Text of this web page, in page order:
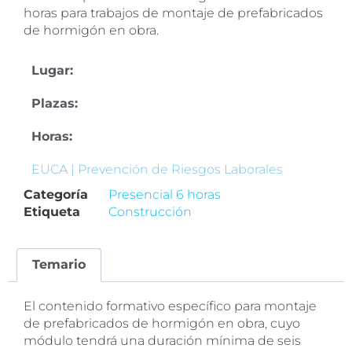
horas para trabajos de montaje de prefabricados
de hormigón en obra.
Lugar:
Plazas:
Horas:
EUCA | Prevención de Riesgos Laborales
Categoría
Presencial 6 horas
Etiqueta
Construcción
Temario
El contenido formativo específico para montaje
de prefabricados de hormigón en obra, cuyo
módulo tendrá una duración mínima de seis